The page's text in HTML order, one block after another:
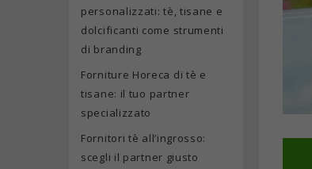
personalizzati: tè, tisane e
dolcificanti come strumenti
di branding
Forniture Horeca di tè e
tisane: il tuo partner
specializzato
Fornitori tè all’ingrosso:
scegli il partner giusto